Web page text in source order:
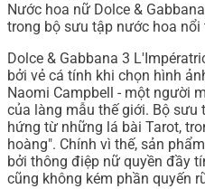
Nước hoa nữ Dolce &
trong bộ sưu tập nước hoa nổi
Dolce & Gabbana 3
bởi vẻ cá tính khi chọn hình
Naomi Campbell - một người
của làng mẫu thế giới. Bộ sưu
hứng từ những lá bài Tarot,
hoàng". Chính vì thế, sản
bởi thông điệp nữ quyền đầy
cũng không kém phần quyến